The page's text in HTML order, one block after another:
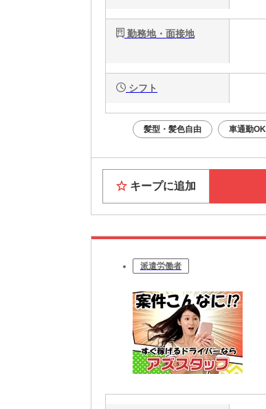
勤務地・面接地
シフト
髪型・髪色自由 車通勤OK
キープに追加
派遣労働者